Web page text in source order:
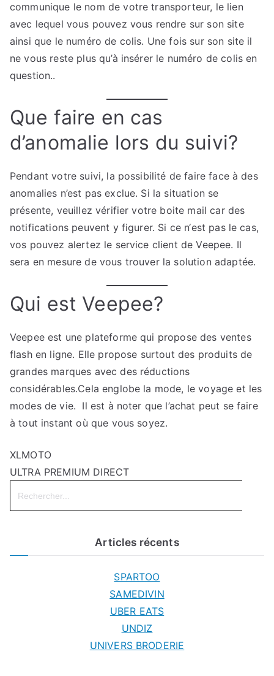
communique le nom de votre transporteur, le lien
avec lequel vous pouvez vous rendre sur son site
ainsi que le numéro de colis. Une fois sur son site il
ne vous reste plus qu’à insérer le numéro de colis en
question..
Que faire en cas
d’anomalie lors du suivi?
Pendant votre suivi, la possibilité de faire face à des
anomalies n’est pas exclue. Si la situation se
présente, veuillez vérifier votre boite mail car des
notifications peuvent y figurer. Si ce n‘est pas le cas,
vos pouvez alertez le service client de Veepee. Il
sera en mesure de vous trouver la solution adaptée.
Qui est Veepee?
Veepee est une plateforme qui propose des ventes
flash en ligne. Elle propose surtout des produits de
grandes marques avec des réductions
considérables.Cela englobe la mode, le voyage et les
modes de vie. Il est à noter que l’achat peut se faire
à tout instant où que vous soyez.
XLMOTO
ULTRA PREMIUM DIRECT
Search
for:
Articles récents
SPARTOO
SAMEDIVIN
UBER EATS
UNDIZ
UNIVERS BRODERIE